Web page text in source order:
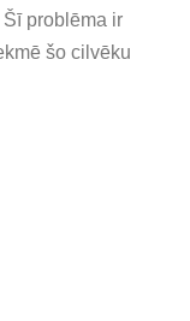
problēma ir
šo cilvēku